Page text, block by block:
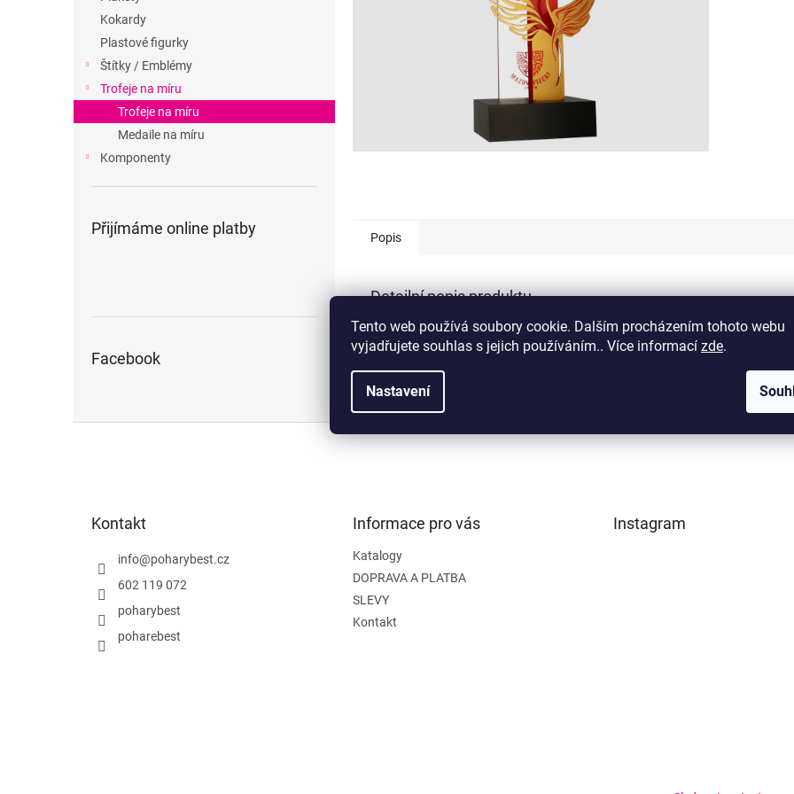
Tento web používá soubory cookie. Dalším procházením tohoto webu
vyjadřujete souhlas s jejich používáním.. Více informací zde.
Nastavení
Kokardy
Plastové figurky
Štítky / Emblémy
Trofeje na míru
Trofeje na míru
Medaile na míru
Komponenty
Přijímáme online platby
Facebook
Popis
Detailní popis produktu
Popis produktu není dostupný
Kontakt
info@poharybest.cz
602 119 072
poharybest
poharebest
Informace pro vás
Katalogy
DOPRAVA A PLATBA
SLEVY
Kontakt
Instagram